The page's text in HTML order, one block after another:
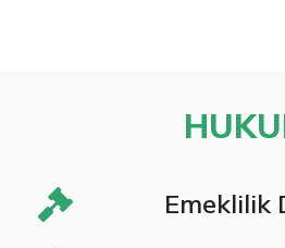
Emeklilik